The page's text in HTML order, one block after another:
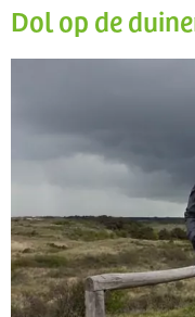
Dol op de